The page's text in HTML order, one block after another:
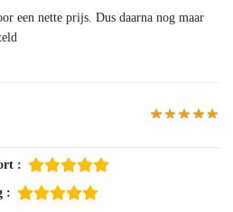
een nette prijs. Dus daarna nog maar
:
: